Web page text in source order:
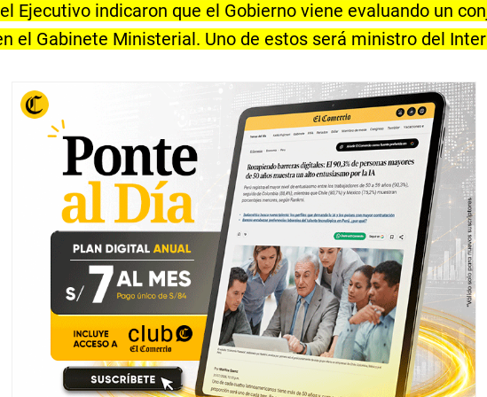
Ejecutivo indicaron que el Gobierno viene evaluando un
el Gabinete Ministerial. Uno de estos será ministro del